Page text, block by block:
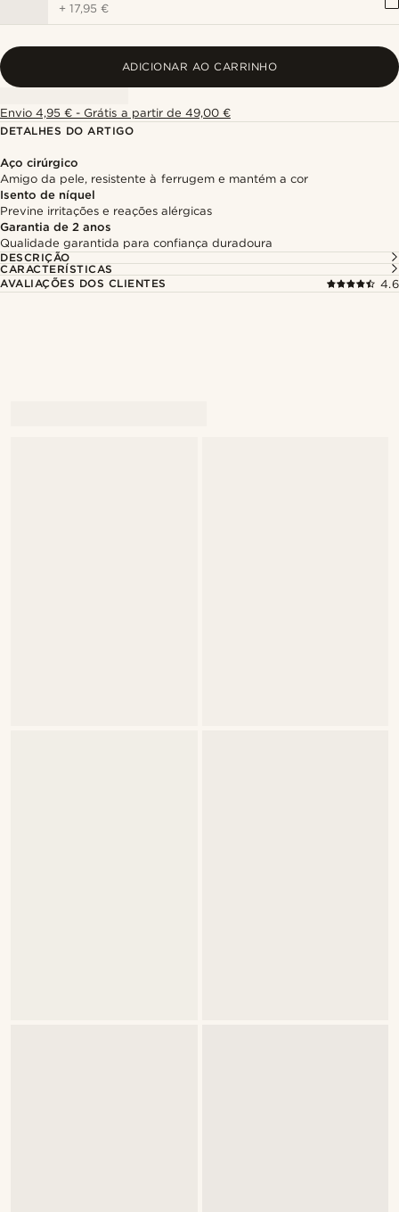
+17,95 €
ADICIONAR AO CARRINHO
Envio 4,95 € - Grátis a partir de 49,00 €
DETALHES DO ARTIGO
Aço cirúrgico
Amigo da pele, resistente à ferrugem e mantém a cor
Isento de níquel
Previne irritações e reações alérgicas
Garantia de 2 anos
Qualidade garantida para confiança duradoura
DESCRIÇÃO
CARACTERÍSTICAS
AVALIAÇÕES DOS CLIENTES
4.6